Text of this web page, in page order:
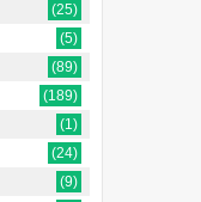
(25)
(5)
(89)
(189)
(1)
(24)
(9)